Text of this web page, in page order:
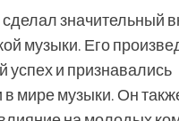
значительный
музыки. Его
успех и признавались
мире музыки. Он